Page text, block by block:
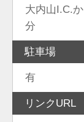
大内山I.C.
分
駐車場
有
リンクURL